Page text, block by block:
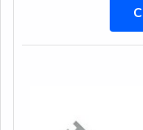
com a equipe da
excelente custo-
assistência técnica